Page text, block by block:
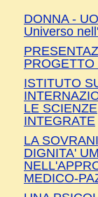
DONNA -
Universo
ISTITUTO
LE SCIENZE
INTEGRATE
LA
DIGNITA'
MEDICO-